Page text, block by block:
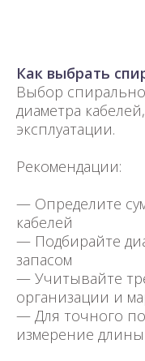
Как выбрать
Выбор
диаметра
эксплуатации.
Рекомендации:
— Определите
кабелей
— Подбирайте
запасом
— Учитывайте
организации и
— Для точного
измерение